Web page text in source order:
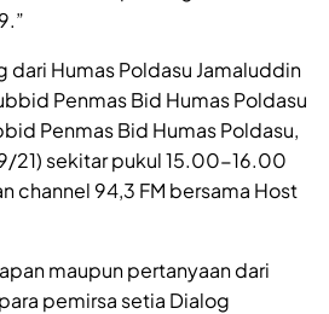
Humas Poldasu Jamaluddin
Penmas Bid Humas Poldasu
Penmas Bid Humas Poldasu,
21) sekitar pukul 15.00-16.00
channel 94,3 FM bersama Host
maupun pertanyaan dari
pemirsa setia Dialog